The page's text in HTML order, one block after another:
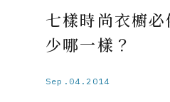
七樣時尚衣櫥
少哪一樣？
Sep.04.2014